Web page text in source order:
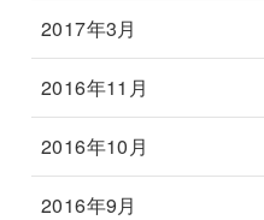
2017年3月
2016年11月
2016年10月
2016年9月